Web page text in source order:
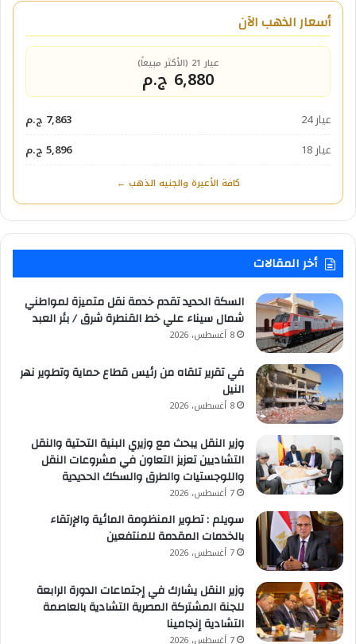
أسعار الذهب الآن
عيار 21 (الأكثر مبيعاً)
6,880 ج.م
عيار 24
7,863 ج.م
عيار 18
5,896 ج.م
كافة الأعيرة والجنيه الذهب ←
أخر المقالات
السكة الحديد تقدم خدمة نقل متميزة لمواطني
شمال سيناء علي خط القنطرة شرق / بئر العبد
8 أغسطس، 2026
في تقرير تلقاه من رئيس قطاع حماية وتطوير نهر
النيل
8 أغسطس، 2026
وزير النقل يبحث مع وزيري البنية التحتية والنقل
التشاديين تعزيز التعاون في مشروعات النقل
واللوجستيات والطرق والسكك الحديدية
7 أغسطس، 2026
سويلم : تطوير المنظومة المائية والإرتقاء
بالخدمات المقدمة للمنتفعين
7 أغسطس، 2026
وزير النقل يشارك في إجتماعات الدورة الرابعة
للجنة المشتركة المصرية التشادية بالعاصمة
التشادية إنجامينا
7 أغسطس، 2026